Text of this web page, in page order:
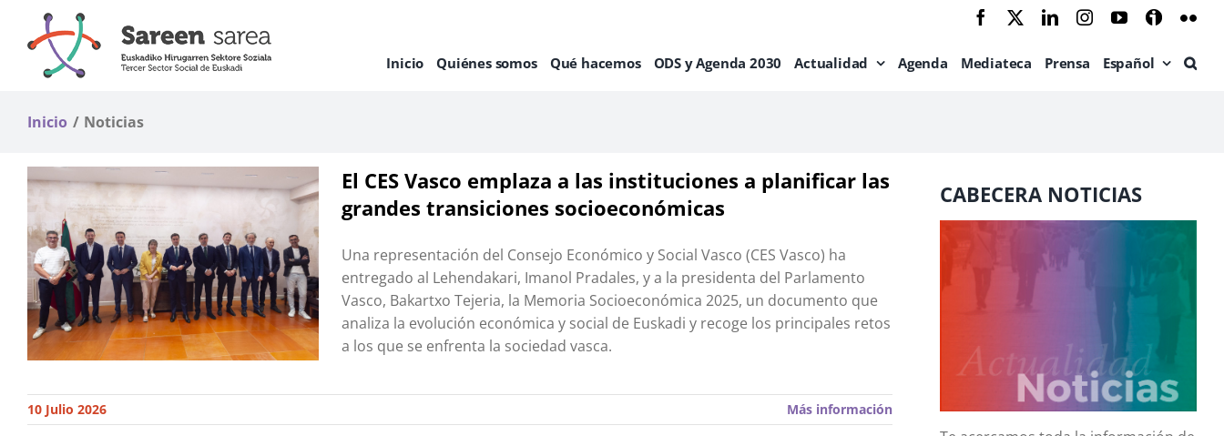
contenido
Facebook LinkedInInstagramYouTube
Ivoox
Inicio Quiénes somos Qué hacemos ODS y Agenda 2030 Actualidad Agenda Mediateca Prensa Español
Inicio Noticias
El CES Vasco emplaza a las instituciones a planificar las
grandes transiciones socioeconómicas
Una representación del Consejo Económico y Social Vasco (CES Vasco) ha
entregado al Lehendakari, Imanol Pradales, y a la presidenta del Parlamento
Vasco, Bakartxo Tejeria, la Memoria Socioeconómica 2025, un documento que
analiza la evolución económica y social de Euskadi y recoge los principales retos
a los que se enfrenta la sociedad vasca.
10 Julio 2026 Más información
CABECERA NOTICIAS